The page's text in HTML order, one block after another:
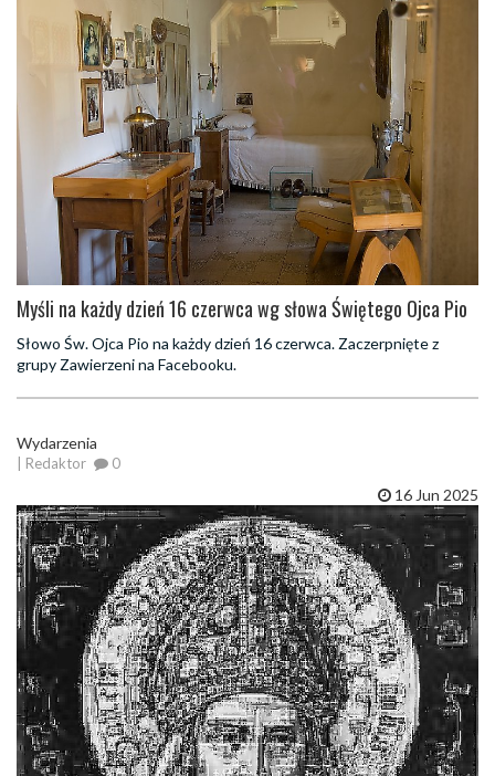
Myśli na każdy dzień 16 czerwca wg słowa Świętego Ojca Pio
Słowo Św. Ojca Pio na każdy dzień 16 czerwca. Zaczerpnięte z
grupy Zawierzeni na Facebooku.
Wydarzenia
| Redaktor 0
16 Jun 2025